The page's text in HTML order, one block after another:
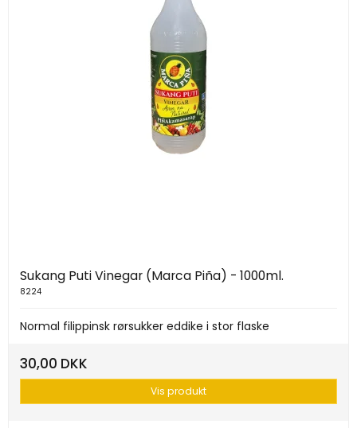
Sukang Puti Vinegar (Marca Piña) - 1000ml.
8224
Normal filippinsk rørsukker eddike i stor flaske
30,00 DKK
Vis produkt